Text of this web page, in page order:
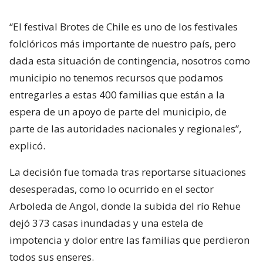
“El festival Brotes de Chile es uno de los festivales
folclóricos más importante de nuestro país, pero
dada esta situación de contingencia, nosotros como
municipio no tenemos recursos que podamos
entregarles a estas 400 familias que están a la
espera de un apoyo de parte del municipio, de
parte de las autoridades nacionales y regionales”,
explicó.
La decisión fue tomada tras reportarse situaciones
desesperadas, como lo ocurrido en el sector
Arboleda de Angol, donde la subida del río Rehue
dejó 373 casas inundadas y una estela de
impotencia y dolor entre las familias que perdieron
todos sus enseres.